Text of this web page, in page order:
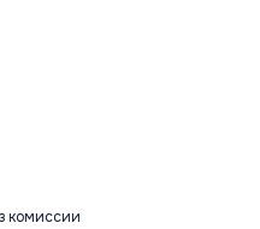
комиссии